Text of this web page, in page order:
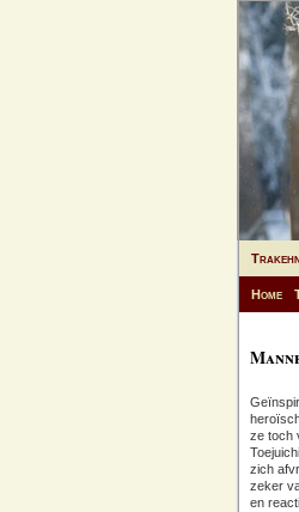
Home
ze toch
zich
zeker
en